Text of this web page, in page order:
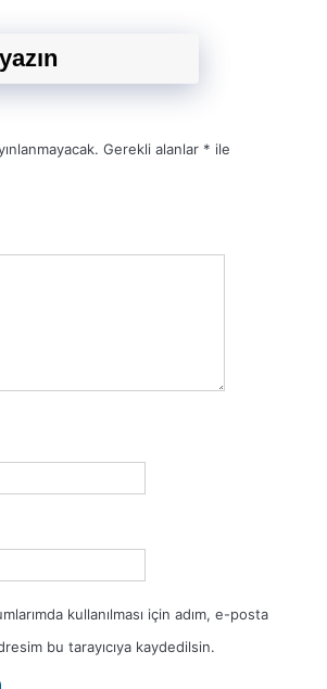
Gerekli alanlar * ile
kullanılması için adım, e-posta
bu tarayıcıya kaydedilsin.